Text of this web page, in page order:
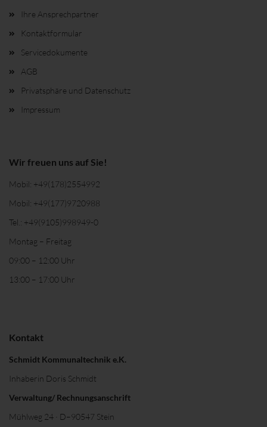
Ihre Ansprechpartner
Kontaktformular
Servicedokumente
AGB
Privatsphäre und Datenschutz
Impressum
Wir freuen uns auf Sie!
Mobil: +49(178)2554992
Mobil: +49(177)9720988
Tel.: +49(9105)998949-0
Montag – Freitag
09:00 – 12:00 Uhr
13:00 – 17:00 Uhr
Kontakt
Schmidt Kommunaltechnik e.K.
Inhaberin Doris Schmidt
Verwaltung/ Rechnungsanschrift
Mühlweg 24 · D–90547 Stein